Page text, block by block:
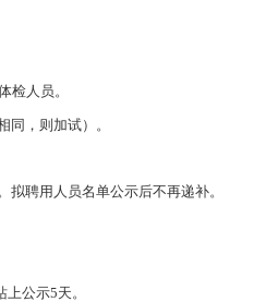
检人员。
，则加试）。
聘用人员名单公示后不再递补。
公示5天。